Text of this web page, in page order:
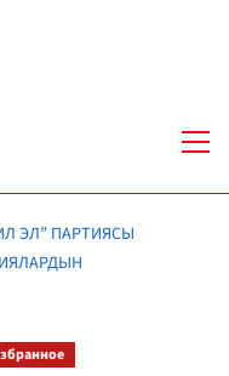
ЭЛ” ПАРТИЯСЫ